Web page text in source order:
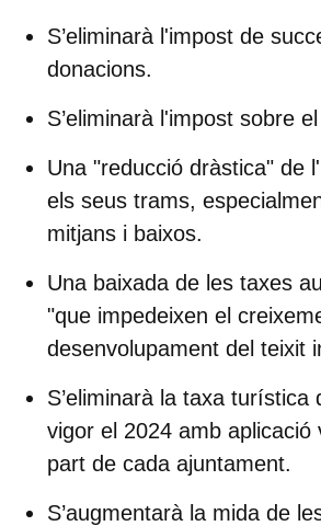
S’eliminarà l'impost de
donacions.
S’eliminarà l'impost sobre
Una "reducció dràstica" de
els seus trams,
mitjans i baixos.
Una baixada de les taxes
"que impedeixen el
desenvolupament del teixit
S’eliminarà la taxa turística
vigor el 2024 amb aplicació
part de cada ajuntament.
S’augmentarà la mida de